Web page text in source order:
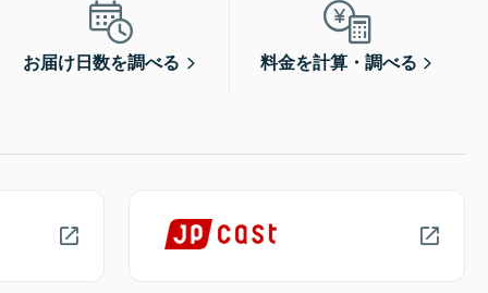
お届け日数を調べる 料金を計算・調べる